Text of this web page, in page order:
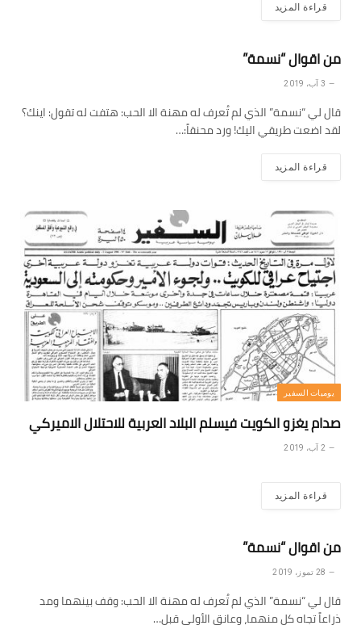
قراءة المزيد
من اقوال “نسمة”
3 آب، 2019
قال لي “نسمة” الذي لم تُعرف له مهنة الا الحب: هتفت له تقول: اينك؟
لقد اضعت طريقي اليك! ورد محنقاً:…
قراءة المزيد
يوميات السفير
صدام يغزو الكويت فيسلم البلاد العربية للاحتلال الاميركي
2 آب، 2019
قراءة المزيد
من اقوال “نسمة”
28 تموز، 2019
قال لي “نسمة” الذي لم تُعرف له مهنة الا الحب: وقف بينهما ومد
ذراعاً تجاه كل منهما، وعانق الأولى قبل…